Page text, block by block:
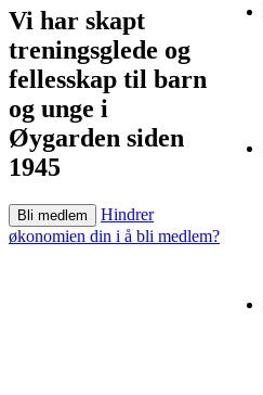
Vi har skapt
treningsglede og
fellesskap til barn
og unge i
Øygarden siden
1945
Bli medlem
Hindrer
økonomien din i å bli medlem?